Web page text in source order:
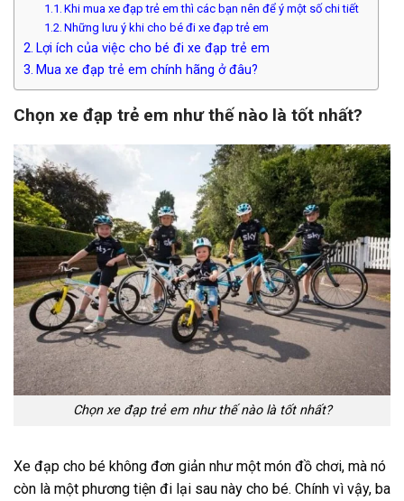
Khi mua xe đạp trẻ em thì các bạn nên để ý một số chi tiết
Những lưu ý khi cho bé đi xe đạp trẻ em
Lợi ích của việc cho bé đi xe đạp trẻ em
Mua xe đạp trẻ em chính hãng ở đâu?
Chọn xe đạp trẻ em như thế nào là tốt nhất?
Chọn xe đạp trẻ em như thế nào là tốt nhất?
Xe đạp cho bé không đơn giản như một món đồ chơi, mà nó
còn là một phương tiện đi lại sau này cho bé. Chính vì vậy, ba